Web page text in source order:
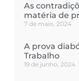
As
matéria de
7 de maio, 2024
A prova
Trabalho
19 de junho, 2024